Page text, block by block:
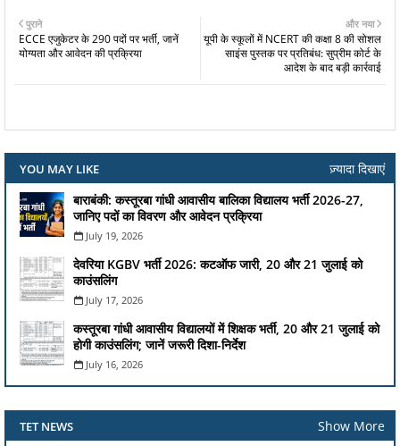
और नया
यूपी के स्कूलों में NCERT की कक्षा 8 की सोशल
साइंस पुस्तक पर प्रतिबंध: सुप्रीम कोर्ट के
आदेश के बाद बड़ी कार्रवाई
पुराने
ECCE एजुकेटर के 290 पदों पर भर्ती, जानें
योग्यता और आवेदन की प्रक्रिया
YOU MAY LIKE
ज़्यादा दिखाएं
बाराबंकी: कस्तूरबा गांधी आवासीय बालिका विद्यालय भर्ती 2026-27,
जानिए पदों का विवरण और आवेदन प्रक्रिया
July 19, 2026
देवरिया KGBV भर्ती 2026: कटऑफ जारी, 20 और 21 जुलाई को
काउंसलिंग
July 17, 2026
कस्तूरबा गांधी आवासीय विद्यालयों में शिक्षक भर्ती, 20 और 21 जुलाई को
होगी काउंसलिंग; जानें जरूरी दिशा-निर्देश
July 16, 2026
TET NEWS Show More